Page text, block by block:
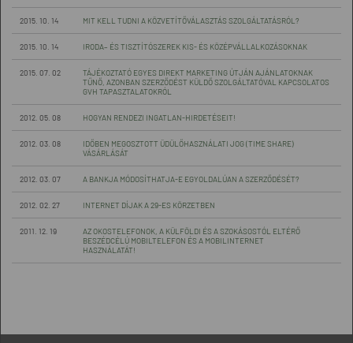
2015. 10. 14 MIT KELL TUDNI A KÖZVETÍTŐVÁLASZTÁS SZOLGÁLTATÁSRÓL?
2015. 10. 14 IRODA– ÉS TISZTÍTÓSZEREK KIS- ÉS KÖZÉPVÁLLALKOZÁSOKNAK
2015. 07. 02
TÁJÉKOZTATÓ EGYES DIREKT MARKETING ÚTJÁN AJÁNLATOKNAK
TŰNŐ, AZONBAN SZERZŐDÉST KÜLDŐ SZOLGÁLTATÓVAL KAPCSOLATOS
GVH TAPASZTALATOKRÓL
2012. 05. 08 HOGYAN RENDEZI INGATLAN-HIRDETÉSEIT!
2012. 03. 08
IDŐBEN MEGOSZTOTT ÜDÜLŐHASZNÁLATI JOG (TIME SHARE)
VÁSÁRLÁSÁT
2012. 03. 07 A BANKJA MÓDOSÍTHATJA-E EGYOLDALÚAN A SZERZŐDÉSÉT?
2012. 02. 27 INTERNET DÍJAK A 29-ES KÖRZETBEN
2011. 12. 19
AZ OKOSTELEFONOK, A KÜLFÖLDI ÉS A SZOKÁSOSTÓL ELTÉRŐ
BESZÉDCÉLÚ MOBILTELEFON ÉS A MOBILINTERNET
HASZNÁLATÁT!